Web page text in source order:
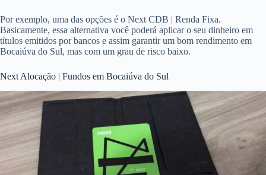
Por exemplo, uma das opções é o Next CDB | Renda Fixa.
Basicamente, essa alternativa você poderá aplicar o seu dinheiro em
títulos emitidos por bancos e assim garantir um bom rendimento em
Bocaiúva do Sul, mas com um grau de risco baixo.
Next Alocação | Fundos em Bocaiúva do Sul